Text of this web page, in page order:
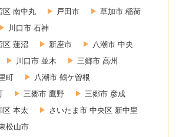
区 南中丸
戸田市
草加市 稲荷
川口市 石神
区 蓮沼
新座市
八潮市 中央
川口市 並木
三郷市 高州
町
八潮市 鶴ケ曽根
三郷市 鷹野
三郷市 彦成
区 本太
さいたま市 中央区 新中里
松山市